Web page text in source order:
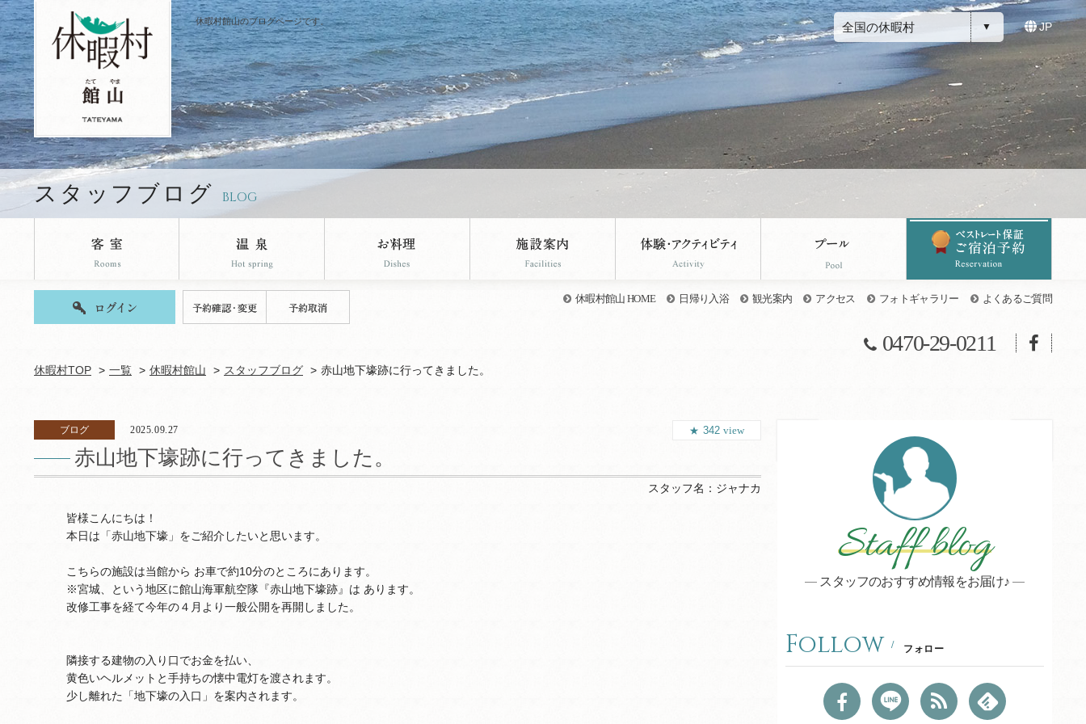
休暇村館山のブログページです。 全国の休暇村 JP
スタッフブログ BLOG
休暇村館山 HOME 日帰り入浴 観光案内 アクセス フォトギャラリー よくあるご質問
0470-29-0211
休暇村TOP 一覧 休暇村館山 スタッフブログ 赤山地下壕跡に行ってきました。
ブログ 2025.09.27
赤山地下壕跡に行ってきました。
342 view
スタッフ名： ジャナカ
皆様こんにちは！
本日は「赤山地下壕」をご紹介したいと思います。
こちらの施設は当館から お車で約10分のところにあります。
※宮城、という地区に館山海軍航空隊『赤山地下壕跡』は あります。
改修工事を経て今年の４月より一般公開を再開しました。
隣接する建物の入り口でお金を払い、
黄色いヘルメットと手持ちの懐中電灯を渡されます。
少し離れた「地下壕の入口」を案内されます。
Staff blog
スタッフのおすすめ情報をお届け♪
Follow フォロー